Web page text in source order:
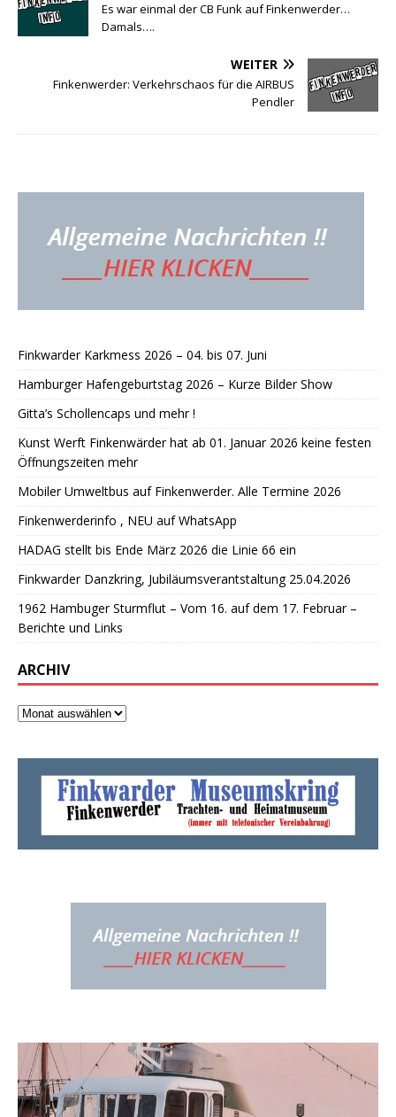
Es war einmal der CB Funk auf Finkenwerder…
Damals….
WEITER
Finkenwerder: Verkehrschaos für die AIRBUS
Pendler
Finkwarder Karkmess 2026 – 04. bis 07. Juni
Hamburger Hafengeburtstag 2026 – Kurze Bilder Show
Gitta’s Schollencaps und mehr !
Kunst Werft Finkenwärder hat ab 01. Januar 2026 keine festen
Öffnungszeiten mehr
Mobiler Umweltbus auf Finkenwerder. Alle Termine 2026
Finkenwerderinfo , NEU auf WhatsApp
HADAG stellt bis Ende März 2026 die Linie 66 ein
Finkwarder Danzkring, Jubiläumsverantstaltung 25.04.2026
1962 Hambuger Sturmflut – Vom 16. auf dem 17. Februar –
Berichte und Links
ARCHIV